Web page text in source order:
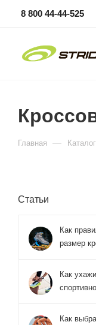
8 800 44-44-525
Главная — Каталог
Статьи
Как
размер
Как
Как